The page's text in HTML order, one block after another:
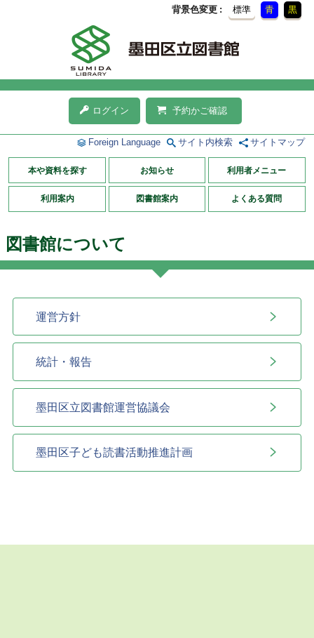
背景色変更 標準 青 黒
ログイン 予約かご確認
Foreign Language サイト内検索 サイトマップ
本や資料を探す お知らせ 利用者メニュー
利用案内 図書館案内 よくある質問
図書館について
運営方針
統計・報告
墨田区立図書館運営協議会
墨田区子ども読書活動推進計画